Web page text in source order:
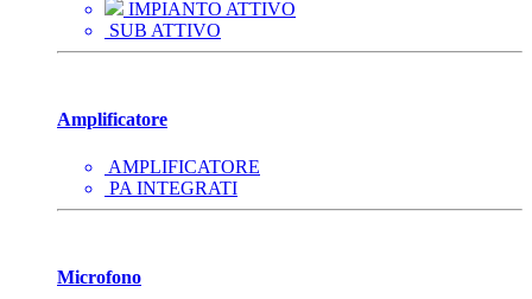
IMPIANTO ATTIVO
SUB ATTIVO
Amplificatore
AMPLIFICATORE
PA INTEGRATI
Microfono